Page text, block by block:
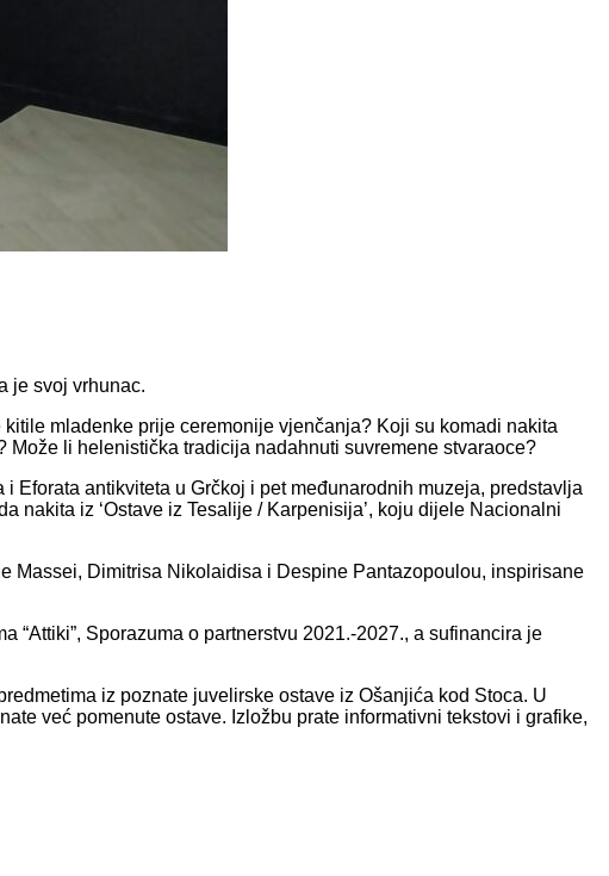
je svoj vrhunac.
mladenke prije ceremonije vjenčanja? Koji su komadi nakita
li helenistička tradicija nadahnuti suvremene stvaraoce?
Eforata antikviteta u Grčkoj i pet međunarodnih muzeja, predstavlja
nakita iz ‘Ostave iz Tesalije / Karpenisija’, koju dijele Nacionalni
Massei, Dimitrisa Nikolaidisa i Despine Pantazopoulou, inspirisane
“Attiki”, Sporazuma o partnerstvu 2021.-2027., a sufinancira je
iz poznate juvelirske ostave iz Ošanjića kod Stoca. U
već pomenute ostave. Izložbu prate informativni tekstovi i grafike,